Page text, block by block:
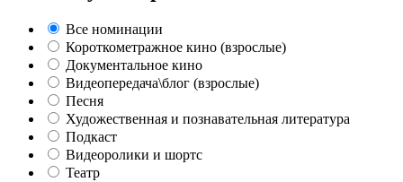
Все номинации
Короткометражное кино (взрослые)
Документальное кино
Видеопередача\блог (взрослые)
Песня
Художественная и познавательная литература
Подкаст
Видеоролики и шортс
Театр